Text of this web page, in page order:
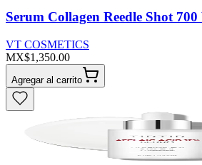
Serum Collagen Reedle Shot
VT COSMETICS
MX$1,350.00
Agregar al carrito